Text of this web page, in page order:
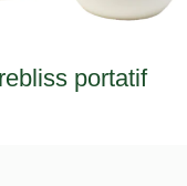
portatif